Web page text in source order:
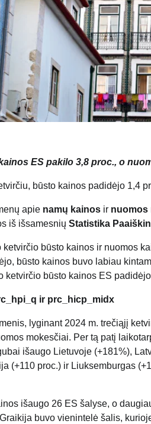
ES pakilo 3,8 proc., o
būsto kainos padidėjo 1,4
apie namų kainos ir nuomos
iš išsamesnių Statistika
ketvirčio būsto kainos ir nuomos
būsto kainos buvo labiau
ketvirčio būsto kainos ES
ir prc_hicp_midx
lyginant 2024 m. trečiąjį
mokesčiai. Per tą patį
išaugo Lietuvoje (+181%),
(+110 proc.) ir Liuksemburgas
išaugo 26 ES šalyse, o
buvo vienintelė šalis,